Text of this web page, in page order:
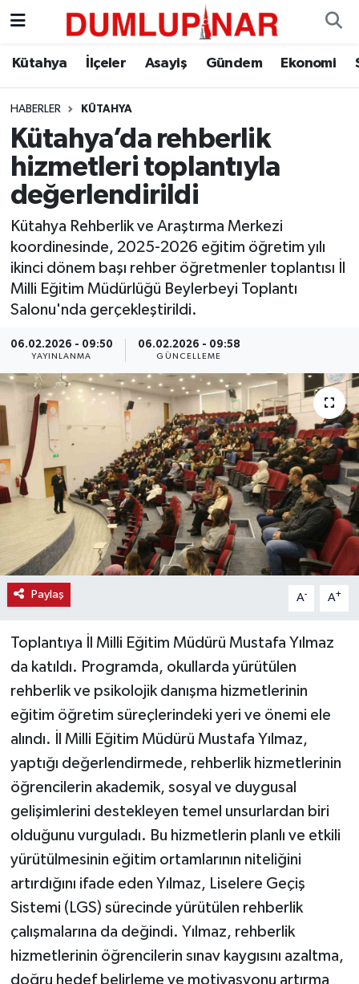
Kütahya İlçeler Asayiş Gündem Ekonomi
HABERLER KÜTAHYA
Kütahya’da rehberlik
hizmetleri toplantıyla
değerlendirildi
Kütahya Rehberlik ve Araştırma Merkezi
koordinesinde, 2025-2026 eğitim öğretim yılı
ikinci dönem başı rehber öğretmenler toplantısı İl
Milli Eğitim Müdürlüğü Beylerbeyi Toplantı
Salonu'nda gerçekleştirildi.
06.02.2026 - 09:50
YAYINLANMA
06.02.2026 - 09:58
GÜNCELLEME
Paylaş A- A+
Toplantıya İl Milli Eğitim Müdürü Mustafa Yılmaz
da katıldı. Programda, okullarda yürütülen
rehberlik ve psikolojik danışma hizmetlerinin
eğitim öğretim süreçlerindeki yeri ve önemi ele
alındı. İl Milli Eğitim Müdürü Mustafa Yılmaz,
yaptığı değerlendirmede, rehberlik hizmetlerinin
öğrencilerin akademik, sosyal ve duygusal
gelişimlerini destekleyen temel unsurlardan biri
olduğunu vurguladı. Bu hizmetlerin planlı ve etkili
yürütülmesinin eğitim ortamlarının niteliğini
artırdığını ifade eden Yılmaz, Liselere Geçiş
Sistemi (LGS) sürecinde yürütülen rehberlik
çalışmalarına da değindi. Yılmaz, rehberlik
hizmetlerinin öğrencilerin sınav kaygısını azaltma,
doğru hedef belirleme ve motivasyonu artırma
Asayiş
Diğer
Dünya
Eğitim
Ekonomi
Eleman
Emlak
Gündem
Haber
Haber İlanlar
Kültür-Sanat
Magazin
Resmi İlanlar
Sağlık
Seri İlan
Siyaset
Spor
Teknoloji
Vefat Haberleri
Yaşam
Kütahya Hava Durumu
Kütahya Trafik Yoğunluk Haritası
Süper Lig Puan Durumu ve Fikstür
Tüm Manşetler
Son Dakika Haberleri
Haber Arşivi